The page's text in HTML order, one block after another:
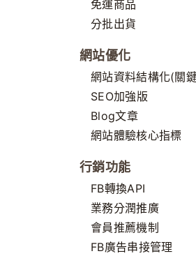
免運商品
分批出貨
網站優化
網站資料結構化(關
SEO加強版
Blog文章
網站體驗核心指標
行銷功能
FB轉換API
業務分潤推廣
會員推薦機制
FB廣告串接管理